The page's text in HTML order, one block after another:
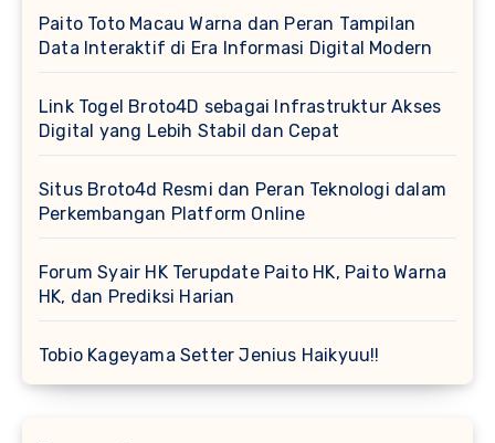
Paito Toto Macau Warna dan Peran Tampilan
Data Interaktif di Era Informasi Digital Modern
Link Togel Broto4D sebagai Infrastruktur Akses
Digital yang Lebih Stabil dan Cepat
Situs Broto4d Resmi dan Peran Teknologi dalam
Perkembangan Platform Online
Forum Syair HK Terupdate Paito HK, Paito Warna
HK, dan Prediksi Harian
Tobio Kageyama Setter Jenius Haikyuu!!